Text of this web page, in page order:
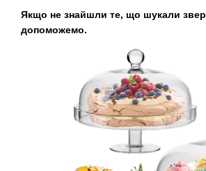
Якщо не знайшли те, що шукали
допоможемо.